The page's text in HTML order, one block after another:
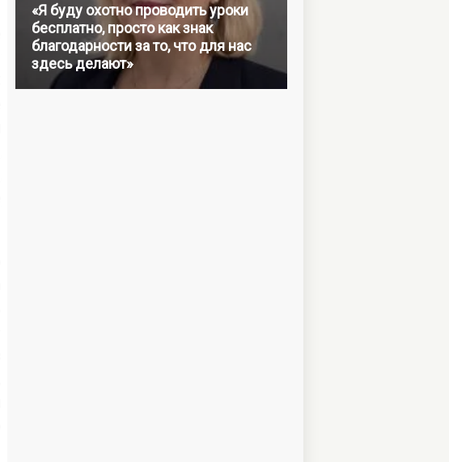
«Я буду охотно проводить уроки
бесплатно, просто как знак
благодарности за то, что для нас
здесь делают»